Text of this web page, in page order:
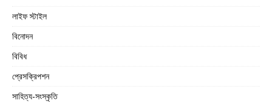
লাইফ স্টাইল
বিনোদন
বিবিধ
প্রেসক্রিপশন
সাহিত্য-সংস্কৃতি